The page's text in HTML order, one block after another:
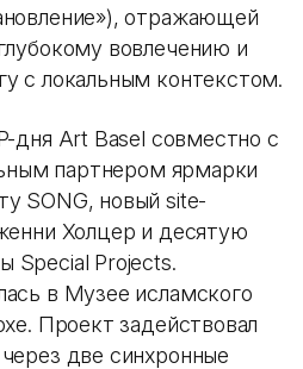
отражающей
вовлечению и
с локальным контекстом.
дня Art Basel совместно с
партнером ярмарки
SONG, новый site-
Холцер и десятую
Special Projects.
в Музее исламского
Проект задействовал
две синхронные